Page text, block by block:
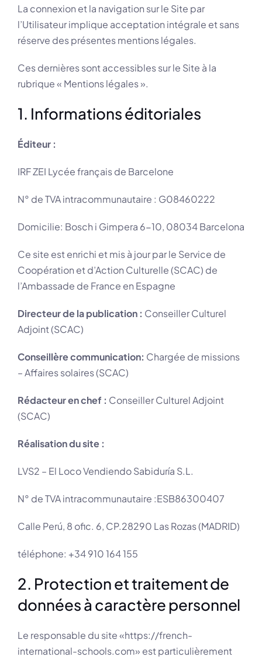
La connexion et la navigation sur le Site par
l’Utilisateur implique acceptation intégrale et sans
réserve des présentes mentions légales.
Ces dernières sont accessibles sur le Site à la
rubrique « Mentions légales ».
1. Informations éditoriales
Éditeur :
IRF ZEI Lycée français de Barcelone
N° de TVA intracommunautaire : G08460222
Domicilie: Bosch i Gimpera 6-10, 08034 Barcelona
Ce site est enrichi et mis à jour par le Service de
Coopération et d’Action Culturelle (SCAC) de
l’Ambassade de France en Espagne
Directeur de la publication : Conseiller Culturel
Adjoint (SCAC)
Conseillère communication: Chargée de missions
– Affaires solaires (SCAC)
Rédacteur en chef : Conseiller Culturel Adjoint
(SCAC)
Réalisation du site :
LVS2 – El Loco Vendiendo Sabiduría S.L.
N° de TVA intracommunautaire :ESB86300407
Calle Perú, 8 ofic. 6, CP.28290 Las Rozas (MADRID)
téléphone: +34 910 164 155
2. Protection et traitement de
données à caractère personnel
Le responsable du site «https://french-
international-schools.com» est particulièrement